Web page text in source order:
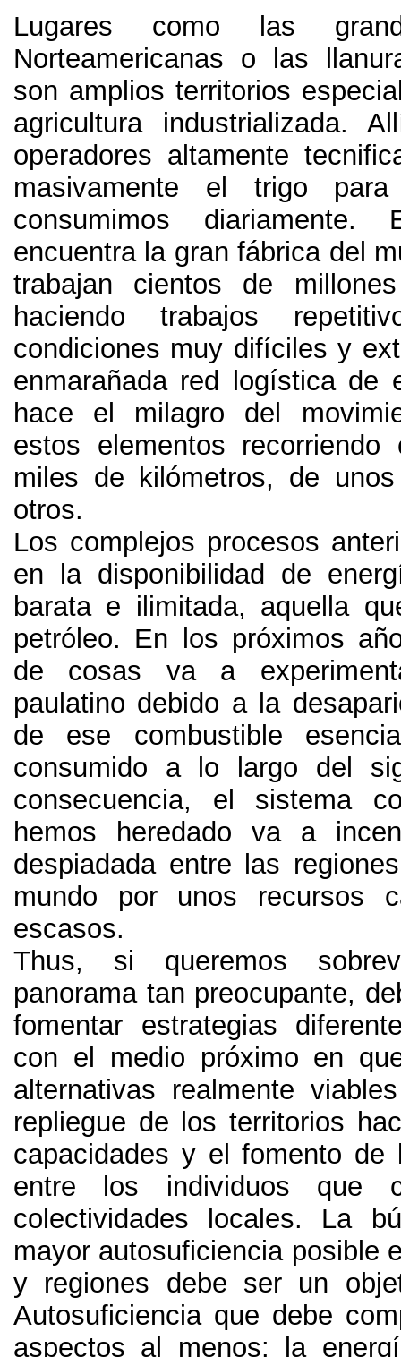
Lugares como las
Norteamericanas o las
son amplios territorios
agricultura industrializada.
operadores altamente
masivamente el trigo
consumimos diariamente.
encuentra la gran fábrica del
trabajan cientos de
haciendo trabajos
condiciones muy difíciles y
enmarañada red logística de
hace el milagro del
estos elementos recorriendo
miles de kilómetros, de
otros.
Los complejos procesos
en la disponibilidad de
barata e ilimitada, aquella
petróleo. En los próximos
de cosas va a
paulatino debido a la
de ese combustible
consumido a lo largo del
consecuencia, el sistema
hemos heredado va a
despiadada entre las
mundo por unos recursos
escasos.
Thus, si queremos
panorama tan preocupante,
fomentar estrategias
con el medio próximo en
alternativas realmente
repliegue de los territorios
capacidades y el fomento de
entre los individuos que
colectividades locales. La
mayor autosuficiencia posible
y regiones debe ser un
Autosuficiencia que debe
aspectos al menos:
la